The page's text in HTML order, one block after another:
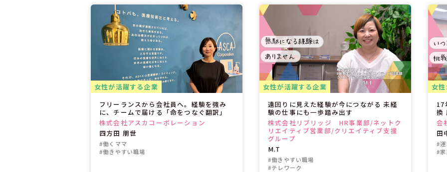
女性が活躍する企業
フリーランスから会社員へ。経験を強み
に、チームで届ける「命をつなぐ翻訳」
株式会社アスカコーポレーション
四方田 朋世
#働くママ
#働きやすい職場
女性が活躍する企業
遠回りに見えた経験が今につながる 未経
験の仕事にも一歩踏み出す
株式会社リブリッジ HR事業部/ネットク
リエイティブ営業部/クリエイティブ支援
グループ
M.T
#働きやすい職場
#テレワーク
女
17
換
会
田
#
#